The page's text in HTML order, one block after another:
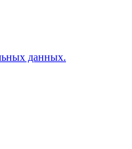
данных.